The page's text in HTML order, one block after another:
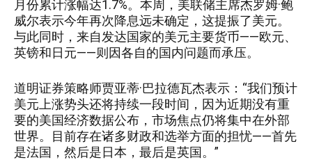
月份累计涨幅达1.7%。本周，美联储主席杰罗姆·鲍
威尔表示今年再次降息远未确定，这提振了美元。
与此同时，来自发达国家的美元主要货币——欧元、
英镑和日元——则因各自的国内问题而承压。
道明证券策略师贾亚蒂·巴拉德瓦杰表示：“我们预计
美元上涨势头还将持续一段时间，因为近期没有重
要的美国经济数据公布，市场焦点仍将集中在外部
世界。目前存在诸多财政和选举方面的担忧——首先
是法国，然后是日本，最后是英国。”